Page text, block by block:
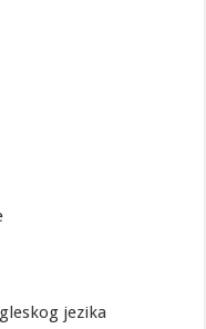
jezika